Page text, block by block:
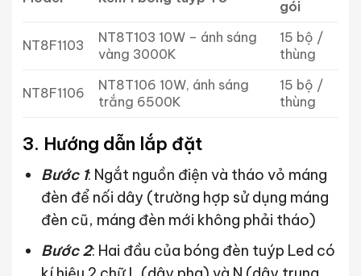
gói
NT8F1103
NT8T103 10W – ánh sáng
vàng 3000K
15 bộ /
thùng
NT8F1106
NT8T106 10W, ánh sáng
trắng 6500K
15 bộ /
thùng
3. Hướng dẫn lắp đặt
Bước 1: Ngắt nguồn điện và tháo vỏ máng
đèn để nối dây (trường hợp sử dụng máng
đèn cũ, máng đèn mới không phải tháo)
Bước 2: Hai đầu của bóng đèn tuýp Led có